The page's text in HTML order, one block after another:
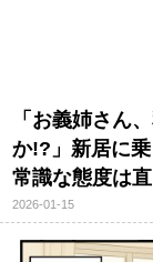
「お義姉さん
か!?」新居に
常識な態度は直
2026-01-15